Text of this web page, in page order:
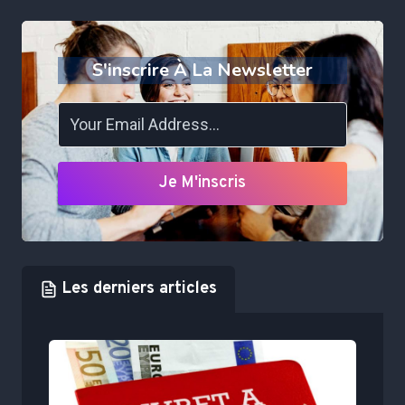
S'inscrire À La Newsletter
Je M'inscris
Les derniers articles